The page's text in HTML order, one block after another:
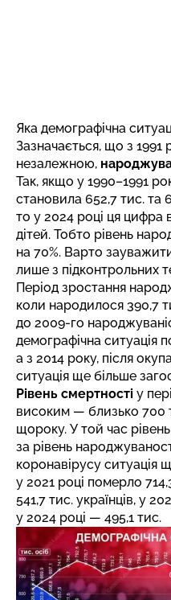
Яка демографічна
Зазначається, що з 1991
незалежною,
Так, якщо у 1990–1991
становила 652,7 тис. та
то у 2024 році ця цифра
дітей. Тобто рівень
на 70%. Варто
лише з підконтрольних
Період зростання
коли народилося 390,7
до 2009-го
демографічна ситуація
а з 2014 року, після
ситуація ще більше
Рівень смертності у
високим — близько 700
щороку. У той час
за рівень
коронавірусу ситуація
у 2021 році померло
541,7 тис. українців, у
у 2024 році — 495,1 тис.